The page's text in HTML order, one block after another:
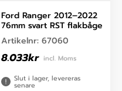
Ford Ranger 2012–2022
76mm svart RST flakbåge
Artikelnr: 67060
8.033kr incl. Moms
Slut i lager, levereras
senare